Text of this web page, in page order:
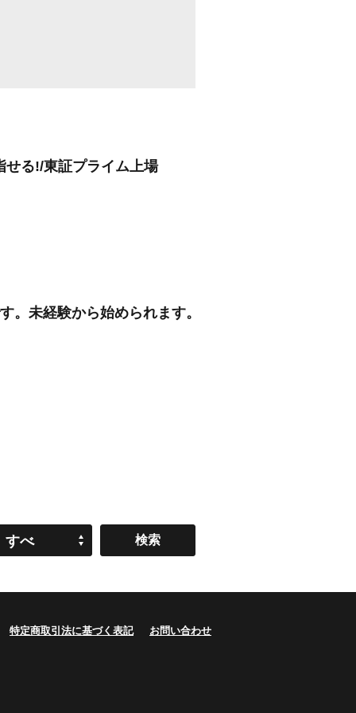
せる!/東証プライム上場
。未経験から始められます。
すべ
特定商取引法に基づく表記 お問い合わせ